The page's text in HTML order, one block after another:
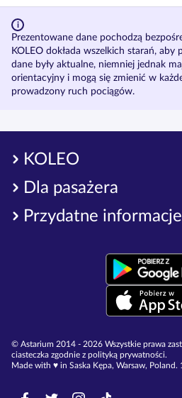
Prezentowane dane pochodzą
KOLEO dokłada wszelkich starań,
dane były aktualne, niemniej jednak
orientacyjny i mogą się zmienić w
prowadzony ruch pociągów.
KOLEO
Dla pasażera
Przydatne informacje
© Astarium 2014 - 2026 Wszystkie prawa
ciasteczka zgodnie z polityką prywatności.
Made with ♥︎ in Saska Kępa, Warsaw, Poland.